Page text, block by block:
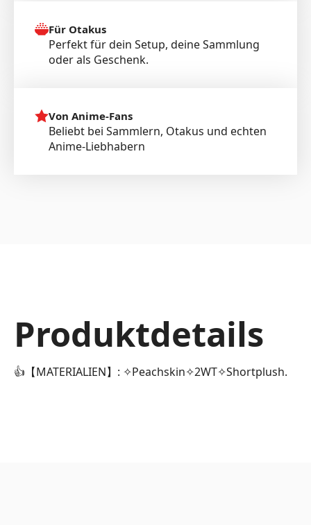
Für Otakus
Perfekt für dein Setup, deine Sammlung
oder als Geschenk.
Von Anime-Fans
Beliebt bei Sammlern, Otakus und echten
Anime-Liebhabern
Produktdetails
👍【MATERIALIEN】: ✧Peachskin✧2WT✧Shortplush.